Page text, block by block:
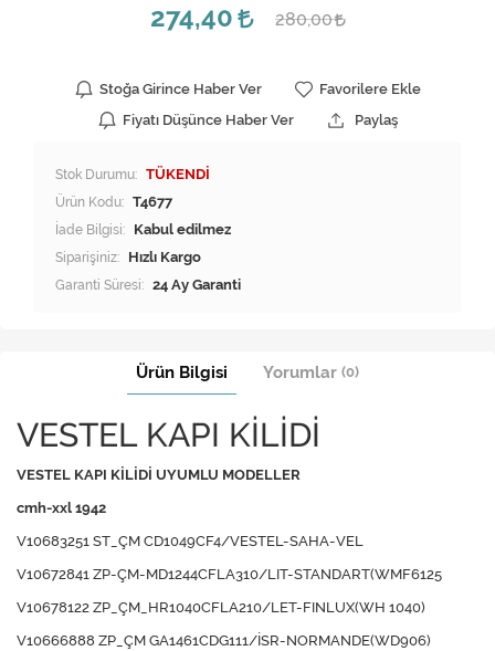
274,40
280,00
Stoğa Girince Haber Ver
Favorilere Ekle
Fiyatı Düşünce Haber Ver
Paylaş
Stok Durumu: TÜKENDİ
Ürün Kodu: T4677
İade Bilgisi:
Siparişiniz: Hızlı Kargo
Garanti Süresi: 24 Ay Garanti
Ürün Bilgisi Yorumlar (0)
VESTEL KAPI KİLİDİ
VESTEL KAPI KİLİDİ UYUMLU MODELLER
cmh-xxl 1942
V10683251 ST_ÇM CD1049CF4/VESTEL-SAHA-VEL
V10672841 ZP-ÇM-MD1244CFLA310/LIT-STANDART(WMF6125
V10678122 ZP_ÇM_HR1040CFLA210/LET-FINLUX(WH 1040)
V10666888 ZP_ÇM GA1461CDG111/İSR-NORMANDE(WD906)